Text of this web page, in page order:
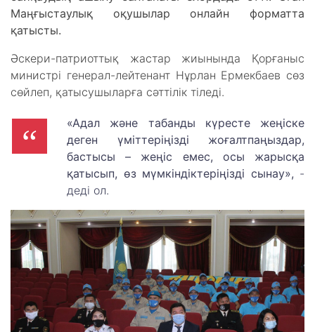
Маңғыстаулық оқушылар онлайн форматта
қатысты.
Әскери-патриоттық жастар жиынында Қорғаныс
министрі генерал-лейтенант Нұрлан Ермекбаев сөз
сөйлеп, қатысушыларға сәттілік тіледі.
«Адал және табанды күресте жеңіске
деген үміттеріңізді жоғалтпаңыздар,
бастысы – жеңіс емес, осы жарысқа
қатысып, өз мүмкіндіктеріңізді сынау», -
деді ол.